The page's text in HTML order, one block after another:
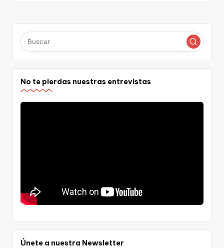
No te pierdas nuestras entrevistas
Únete a nuestra Newsletter